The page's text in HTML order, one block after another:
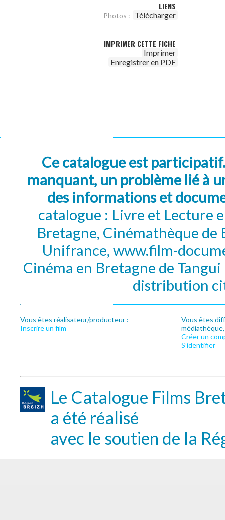
LIENS
Photos : Télécharger
IMPRIMER CETTE FICHE
Imprimer
Enregistrer en PDF
Ce catalogue est
manquant, un problème lié à
des informations et
catalogue : Livre et Lecture
Bretagne, Cinémathèque de
Unifrance, www.film-
Cinéma en Bretagne de
distribution
Vous êtes réalisateur/producteur :
Inscrire un film
Vous êtes
Créer un
S’identifier
Le Catalogue Films
a été réalisé
avec le soutien de la